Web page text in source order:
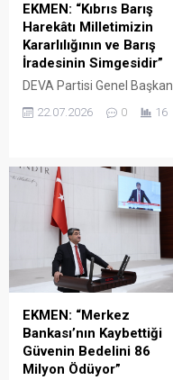
EKMEN: “Kıbrıs Barış
Harekâtı Milletimizin
Kararlılığının ve Barış
İradesinin Simgesidir”
DEVA Partisi Genel Başkan
Yardımcısı ve Mersin
Milletvekili Mehmet Emin
Kurulu’nda yaptığı
konuşmada Kıbrıs Barış
Harekâtı’nın 52. yıl
dönümünü kutladı.
22.07.2026 0 16
EKMEN: “Merkez
Bankası’nın Kaybettiği
Güvenin Bedelini 86
Milyon Ödüyor”